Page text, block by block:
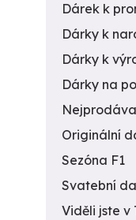
Dárek k
Dárky k
Dárky k
Dárky na
Originální
Sezóna F1
Svatební
Viděli jste v